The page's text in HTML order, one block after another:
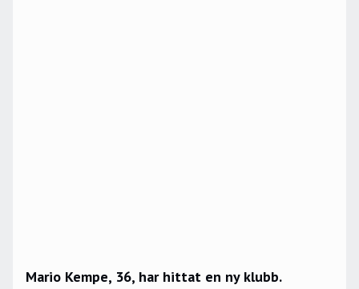
Mario Kempe, 36, har hittat en ny klubb.